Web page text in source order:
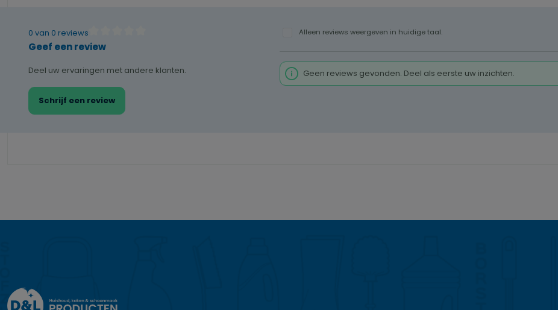
0 van 0 reviews
Gemiddelde waardering van 0 van 5 sterren
Geef een review
Deel uw ervaringen met andere klanten.
Schrijf een review
Alleen reviews weergeven in huidige taal.
Geen reviews gevonden. Deel als eerste uw inzichten.